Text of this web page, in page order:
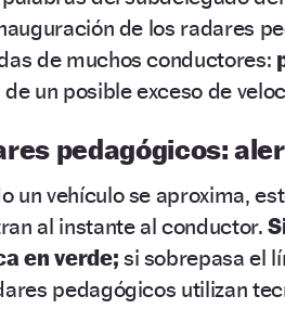
de los radares
de muchos conductores:
de un posible exceso de
pedagógicos:
un vehículo se aproxima,
al instante al conductor.
en verde;si sobrepasa el
pedagógicos utilizan